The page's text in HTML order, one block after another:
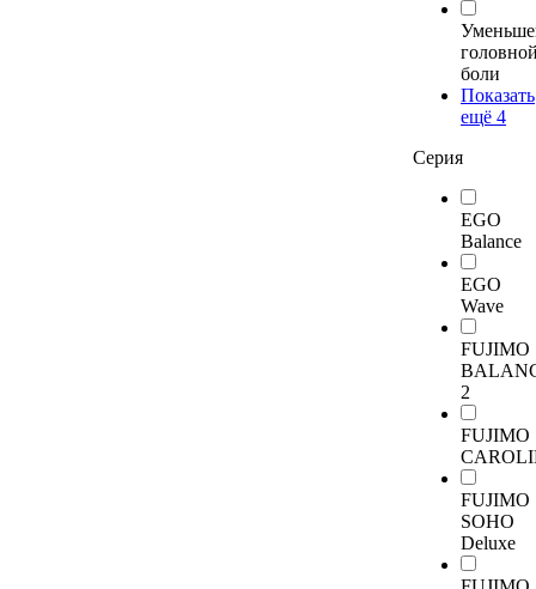
боли
Показать
ещё 4
Серия
EGO
Balance
EGO
Wave
FUJIMO
2
FUJIMO
FUJIMO
SOHO
Deluxe